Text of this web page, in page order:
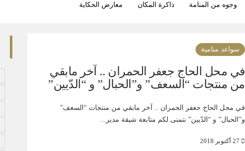
وجوه من المنامة ذاكرة المكان معارض الحكاية
سواعد منامية
في محل الحاج جعفر الحمران .. آخر مابقي
من منتجات “السعف” و”الحبال” و “الدّيين”‎
في محل الحاج جعفر الحمران .. آخر مابقي من منتجات “السعف”
و”الحبال” و “الدّيين”‎ نتمنى لكم متابعة شيقة مدير...